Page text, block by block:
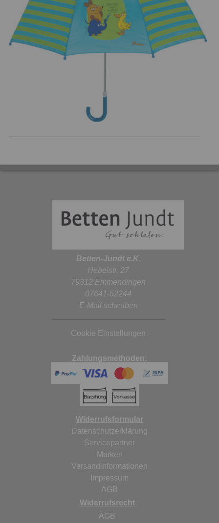
Betten-Jundt e.K.
Hebelstr. 27
79312 Emmendingen
07641-52244
E-Mail schreiben
Cookie Einstellungen
Zahlungsmethoden:
Widerrufsformular
Datenschutzerklärung
Servicepartner
Marken
Versandinformationen
Impressum
AGB
Widerrufsrecht
AGB